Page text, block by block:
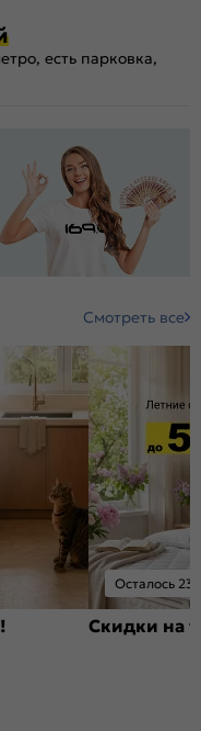
есть парковка,
Смотреть все
Осталось 23
Скидки на